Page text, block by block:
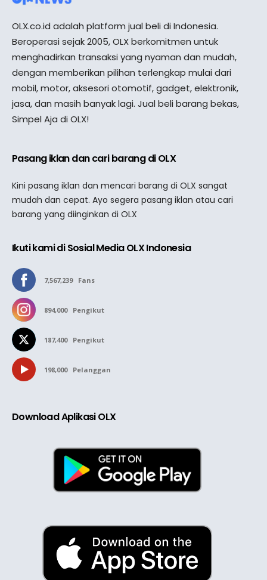
OLX.co.id adalah platform jual beli di Indonesia.
Beroperasi sejak 2005, OLX berkomitmen untuk
menghadirkan transaksi yang nyaman dan mudah,
dengan memberikan pilihan terlengkap mulai dari
mobil, motor, aksesori otomotif, gadget, elektronik,
jasa, dan masih banyak lagi. Jual beli barang bekas,
Simpel Aja di OLX!
Pasang iklan dan cari barang di OLX
Kini pasang iklan dan mencari barang di OLX sangat
mudah dan cepat. Ayo segera pasang iklan atau cari
barang yang diinginkan di OLX
Ikuti kami di Sosial Media OLX Indonesia
7,567,239 Fans
894,000 Pengikut
187,400 Pengikut
198,000 Pelanggan
Download Aplikasi OLX